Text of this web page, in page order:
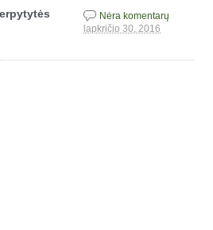
lapkričio 30, 2016
Nėra komentarų